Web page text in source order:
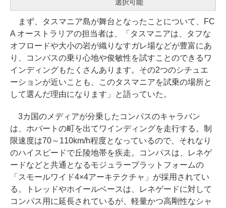
選択可能
まず、タスマニア島が舞台となったことについて、FC
A オーストラリアの担当者は、「タスマニアは、タフな
オフロードや大小の岩が織りなすガレ場などが豊富にあ
り、コンパスの乗り心地や俊敏性を試すことのできるワ
インディングもたくさんあります。その2つのシチュエ
ーションが近いことも、このタスマニアを試乗の場所と
して選んだ理由になります」と語っていた。
3カ国のメディアが分乗したコンパスのキャラバン
は、ホバートの町を出てワインディングを走行する。制
限速度は70～110km/h程度となっているので、それなり
のハイスピードで丘陵地帯を疾走。コンパスは、レネゲ
ードなどと共通となるモジュラープラットフォームの
「スモールワイド4×4アーキテクチャ」が採用されてい
る。トレッドやホイールベースは、レネゲードに対して
コンパス用に延長されているが、軽量かつ高剛性なシャ